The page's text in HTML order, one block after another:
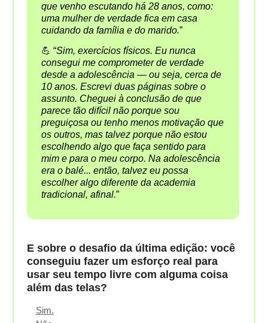
que venho escutando há 28 anos, como:
uma mulher de verdade fica em casa
cuidando da família e do marido.”
💪 “Sim, exercícios físicos. Eu nunca
consegui me comprometer de verdade
desde a adolescência — ou seja, cerca de
10 anos. Escrevi duas páginas sobre o
assunto. Cheguei à conclusão de que
parece tão difícil não porque sou
preguiçosa ou tenho menos motivação que
os outros, mas talvez porque não estou
escolhendo algo que faça sentido para
mim e para o meu corpo. Na adolescência
era o balé... então, talvez eu possa
escolher algo diferente da academia
tradicional, afinal.”
E sobre o desafio da última edição: você
conseguiu fazer um esforço real para
usar seu tempo livre com alguma coisa
além das telas?
Sim.